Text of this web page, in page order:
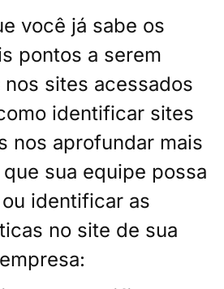
você já sabe os
pontos a serem
sites acessados
identificar sites
nos aprofundar mais
sua equipe possa
identificar as
no site de sua
empresa: